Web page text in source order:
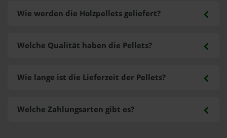
Wie werden die Holzpellets geliefert?
Welche Zahlungsarten gibt es?
Welche Qualität haben die Pellets?
Wie lange ist die Lieferzeit der Pellets?